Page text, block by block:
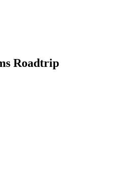
Roadtrip